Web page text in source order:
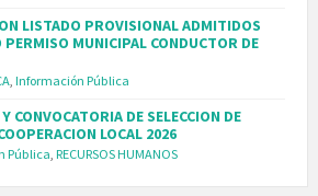
LISTADO PROVISIONAL ADMITIDOS
MUNICIPAL CONDUCTOR DE
, Información Pública
CONVOCATORIA DE SELECCION DE
LOCAL 2026
Pública, RECURSOS HUMANOS